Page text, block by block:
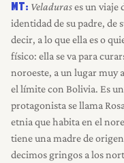
MT: Veladurases un viaje
identidad de su padre, de
decir, a lo que ella es o
físico: ella se va para
noroeste, a un lugar muy
el límite con Bolivia. Es
protagonista se llama
etnia que habita en el
tiene una madre de
decimos gringos a los